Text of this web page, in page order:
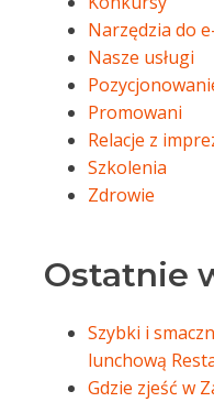
Narzędzia do
Nasze usługi
Promowani
Relacje z
Szkolenia
Zdrowie
Ostatnie
Szybki i
lunchową
Gdzie zjeść w